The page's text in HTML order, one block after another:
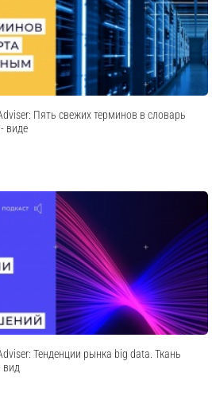
Пять свежих терминов в словарь
виде
Тенденции рынка big data. Ткань
вид